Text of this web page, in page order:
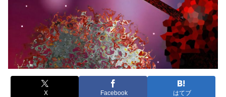
X Facebook はてブ